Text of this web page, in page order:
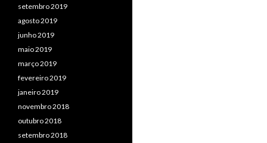
setembro 2019
agosto 2019
junho 2019
maio 2019
março 2019
fevereiro 2019
janeiro 2019
novembro 2018
outubro 2018
setembro 2018